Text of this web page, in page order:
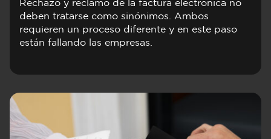
Rechazo y reclamo de la factura electrónica no
deben tratarse como sinónimos. Ambos
requieren un proceso diferente y en este paso
están fallando las empresas.